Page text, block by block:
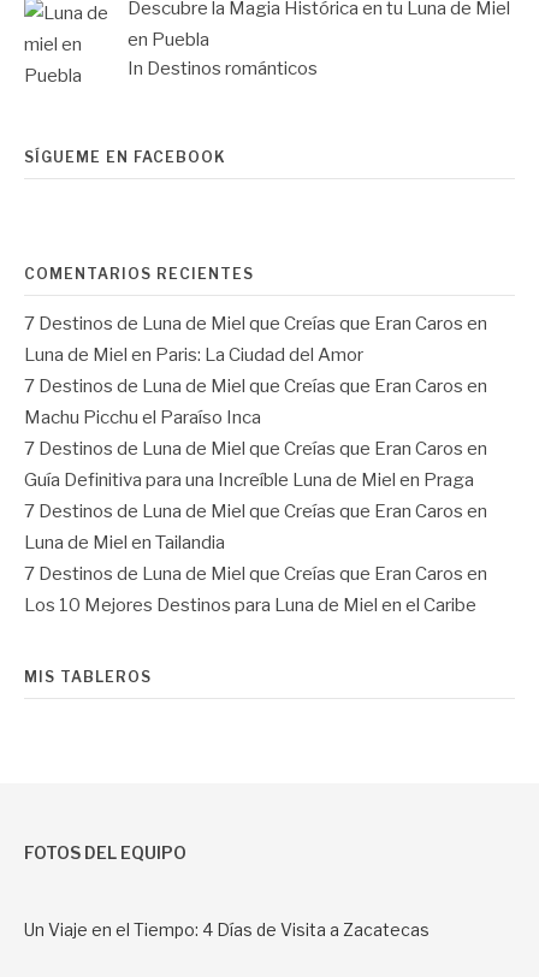
Descubre la Magia Histórica en tu Luna de Miel
en Puebla
In Destinos románticos
SÍGUEME EN FACEBOOK
COMENTARIOS RECIENTES
7 Destinos de Luna de Miel que Creías que Eran Caros en
Luna de Miel en Paris: La Ciudad del Amor
7 Destinos de Luna de Miel que Creías que Eran Caros en
Machu Picchu el Paraíso Inca
7 Destinos de Luna de Miel que Creías que Eran Caros en
Guía Definitiva para una Increíble Luna de Miel en Praga
7 Destinos de Luna de Miel que Creías que Eran Caros en
Luna de Miel en Tailandia
7 Destinos de Luna de Miel que Creías que Eran Caros en
Los 10 Mejores Destinos para Luna de Miel en el Caribe
MIS TABLEROS
FOTOS DEL EQUIPO
Un Viaje en el Tiempo: 4 Días de Visita a Zacatecas